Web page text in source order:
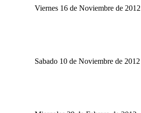
Viernes 16 de Noviembre de 2012
Sabado 10 de Noviembre de 2012